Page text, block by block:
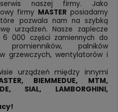
naszej firmy. Jako
firmy MASTER posiadamy
pozwala nam na szybką
urządzeń. Nasze zaplecze
000 części zamiennych do
promienników, palników
grzewczych, wentylatorów i
urządzeń między innymi
BIEMMEDUE, MTM,
SIAL, LAMBORGHINI,